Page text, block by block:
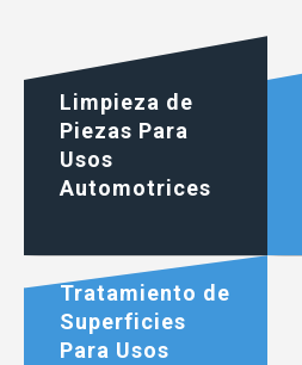
Limpieza de
Piezas Para
Usos
Automotrices
Tratamiento de
Superficies
Para Usos